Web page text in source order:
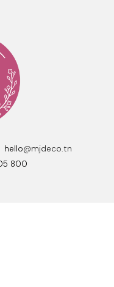
@mjdeco.tn
800